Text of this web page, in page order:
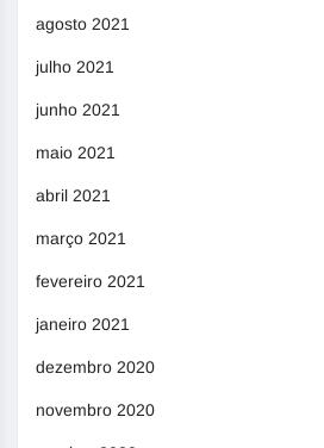
agosto 2021
julho 2021
junho 2021
maio 2021
abril 2021
março 2021
fevereiro 2021
janeiro 2021
dezembro 2020
novembro 2020